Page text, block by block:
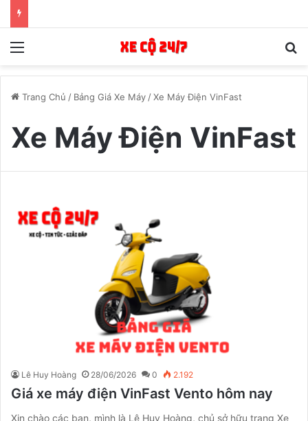
Menu
Trang Chủ / Bảng Giá Xe Máy /Xe Máy Điện VinFast
Xe Máy Điện VinFast
Lê Huy Hoàng 28/06/2026 0 2.192
Giá xe máy điện VinFast Vento hôm nay
Xin chào các bạn, mình là Lê Huy Hoàng, chủ sở hữu trang Xe